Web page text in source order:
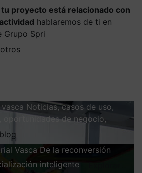
tu proyecto está relacionado con
hablaremos de ti en
Grupo Spri
Noticias, casos de uso,
oportunidades de negocio,
Vasca De la reconversión
inteligente